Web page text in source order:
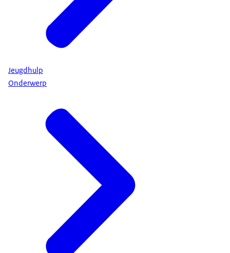
Jeugdhulp
Onderwerp